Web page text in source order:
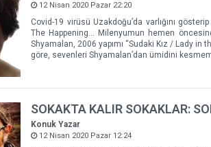
12 Nisan 2020 Pazar 22:20
Covid-19 virüsü Uzakdoğu’da varlığını
The Happening… Milenyumun hemen
Shyamalan, 2006 yapımı “Sudaki Kız / Lady in
göre, sevenleri Shyamalan’dan ümidini
SOKAKTA KALIR SOKAKLAR:
Konuk Yazar
12 Nisan 2020 Pazar 12:24